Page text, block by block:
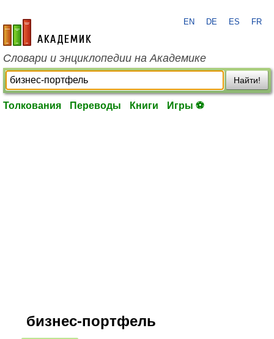
academic.ru
EN DE ES FR
Словари и энциклопедии на Академике
Найти!
Толкования Переводы Книги Игры ⚽
бизнес-портфель